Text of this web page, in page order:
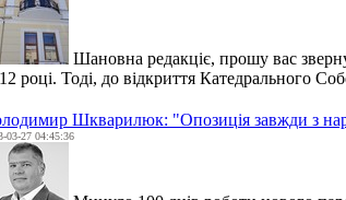
Шановна редакціє, прошу вас
році. Тоді, до відкриття Катедрального
Шкварилюк: "Опозиція завжди з
03-27 04:45:36